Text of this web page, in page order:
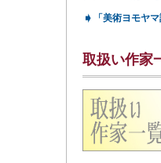
➧ 「美術ヨモヤ
取扱い作家